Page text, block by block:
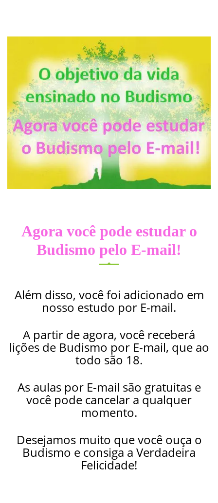
Agora você pode estudar o
Budismo pelo E-mail!
Além disso, você foi adicionado em
nosso estudo por E-mail.
A partir de agora, você receberá
lições de Budismo por E-mail, que ao
todo são 18.
As aulas por E-mail são gratuitas e
você pode cancelar a qualquer
momento.
Desejamos muito que você ouça o
Budismo e consiga a Verdadeira
Felicidade!